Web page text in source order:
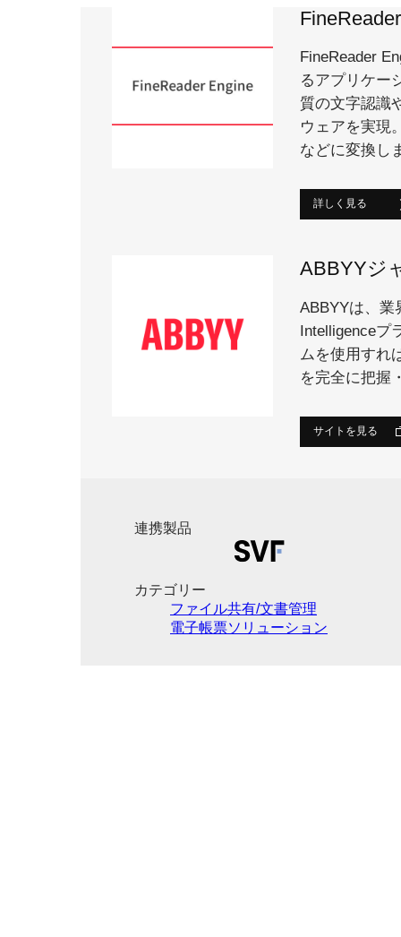
FineReader
るアプリケー
質の文字認識
ウェアを実現
などに変換し
詳しく見る
ABBYYジ
ABBYYは、業
Intelligenceプ
ムを使用すれ
を完全に把握
サイトを見る
連携製品
カテゴリー
ファイル共有/文書管理
電子帳票ソリューション